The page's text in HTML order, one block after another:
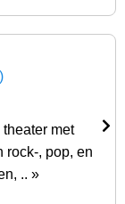
met
rock-, pop, en
.. »